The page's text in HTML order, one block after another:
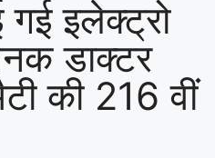
डॉ. सत्यवीर सिंह को समग्र शिक्षा
के जिला समन्वयक का प्रभार
वर्ल्ड रिकॉर्ड की खुशी से गूंजा
गई इलेक्ट्रो
डाक्टर
की 216 वीं